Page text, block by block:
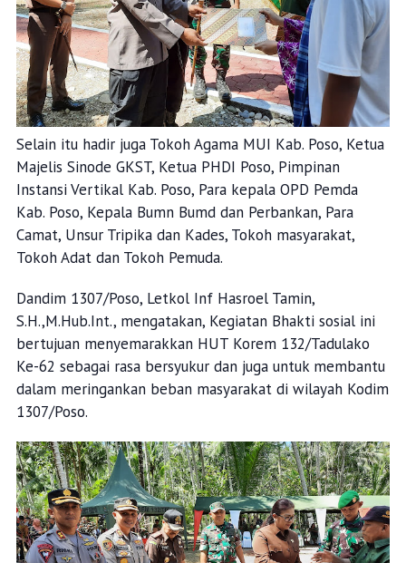
Selain itu hadir juga Tokoh Agama MUI Kab. Poso, Ketua
Majelis Sinode GKST, Ketua PHDI Poso, Pimpinan
Instansi Vertikal Kab. Poso, Para kepala OPD Pemda
Kab. Poso, Kepala Bumn Bumd dan Perbankan, Para
Camat, Unsur Tripika dan Kades, Tokoh masyarakat,
Tokoh Adat dan Tokoh Pemuda.
Dandim 1307/Poso, Letkol Inf Hasroel Tamin,
S.H.,M.Hub.Int., mengatakan, Kegiatan Bhakti sosial ini
bertujuan menyemarakkan HUT Korem 132/Tadulako
Ke-62 sebagai rasa bersyukur dan juga untuk membantu
dalam meringankan beban masyarakat di wilayah Kodim
1307/Poso.